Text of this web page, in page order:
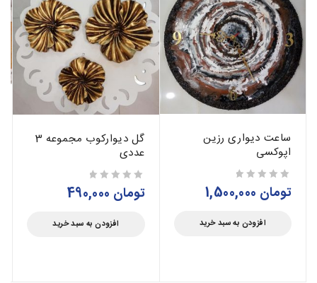
ساعت دیواری رزین
اپوکسی
تومان
افزودن به سبد خرید
گل دیوارکوب مجموعه 3
عددی
تومان
افزودن به سبد خرید